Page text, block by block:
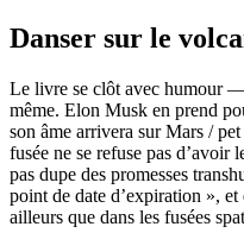
Danser sur le
Le livre se clôt avec humour
même. Elon Musk en prend
son âme arrivera sur Mars /
fusée ne se refuse pas d’avoir
pas dupe des promesses
point de date d’expiration »,
ailleurs que dans les fusées